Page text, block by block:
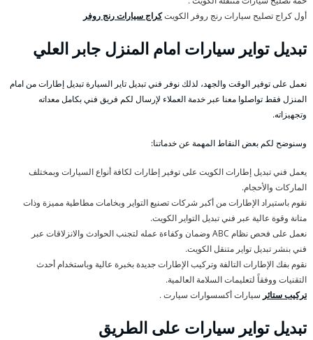
أول كراج تصليح سيارات رنج روفر الكويتكراج سيارات رنج روفر
تبديل تواير سيارات امام المنزل جابر العلي
نعمل على توفير الوقت والجهد، لذلك نوفر فني تبديل تاير السيارة تبديل إطارات من امام
المنزل فقط تواصلوا معنا عبر خدمة العملاء لإرسال لكم فريق فني بكامل معداته
وتجهيزاته.
وسنوضح لكم بعض النقاط المهمة عن خدماتنا:
يعمل فني تبديل إطارات الكويت على توفير إطارات لكافة أنواع السيارات وبمختلف
الماركات والأحجام.
نقوم باستيراد الإطارات من أكبر شركات تصنيع التواير وبخامات مطاطية مميزة وذات
متانة وقوة عالية عبر فني تبديل التواير الكويت.
نعمل على فحص نظام ABC وضمان وكفاءة عمله لتجنب الحوادث والانزلاقات عبر
فني بنشر تبديل تواير متنقل الكويت.
نقوم بفك الإطارات التالفة وتركيب الإطارات جديدة بخبرة عالية وباستخدام أحدث
التقنيات ووفقاً لتعليمات السلامة العالمية.
تركيب ستائر سيارات أكسسوارات سيارت .
تبديل تواير سيارات على الطريق